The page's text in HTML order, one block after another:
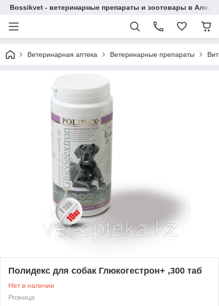
Bossikvet - ветеринарные препараты и зоотовары в
Ветеринарная аптека Ветеринарные препараты
Полидекс для собак Глюкогестрон+ ,300 таб
Нет в наличии
Розница